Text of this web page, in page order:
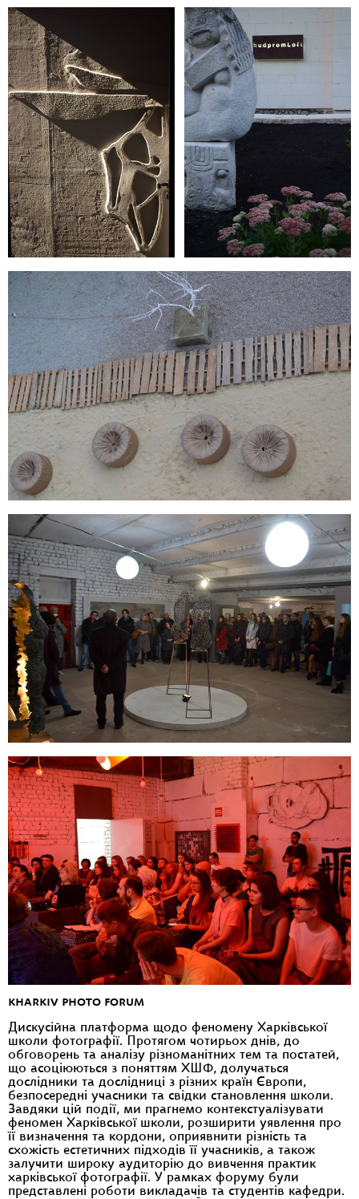
KHARKIV PHOTO FORUM
Дискусійна платформа щодо феномену Харківської
школи фотографії. Протягом чотирьох днів, до
обговорень та аналізу різноманітних тем та постатей,
що асоціюються з поняттям ХШФ, долучаться
дослідники та дослідниці з різних країн Європи,
безпосередні учасники та свідки становлення школи.
Завдяки цій події, ми прагнемо контекстуалізувати
феномен Харківської школи, розширити уявлення про
її визначення та кордони, оприявнити різність та
схожість естетичних підходів її учасників, а також
залучити широку аудиторію до вивчення практик
харківської фотографії. У рамках форуму були
представлені роботи викладачів та студентів кафедри.